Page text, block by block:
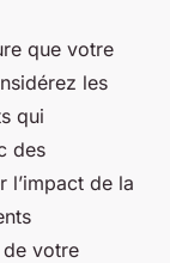
que votre
les
qui
des
l’impact de la
votre